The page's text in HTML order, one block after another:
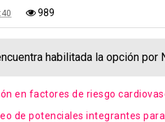
989
habilitada la opción por
en factores de riesgo
de potenciales integrantes